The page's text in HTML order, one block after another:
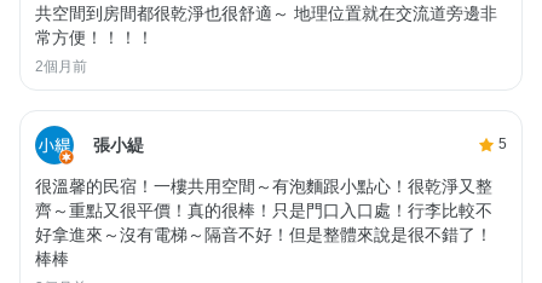
共空間到房間都很乾淨也很舒適～ 地理位置就在交流道旁邊非
常方便！！！！
2個月前
張小緹 5
很溫馨的民宿！一樓共用空間～有泡麵跟小點心！很乾淨又整
齊～重點又很平價！真的很棒！只是門口入口處！行李比較不
好拿進來～沒有電梯～隔音不好！但是整體來說是很不錯了！
棒棒